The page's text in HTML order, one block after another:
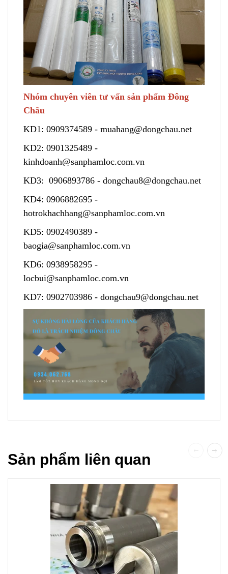
Nhóm chuyên viên tư vấn sản phẩm Đông
Châu
KD1: 0909374589 - muahang@dongchau.net
KD2: 0901325489 -
kinhdoanh@sanphamloc.com.vn
KD3: 0906893786 - dongchau8@dongchau.net
KD4: 0906882695 -
hotrokhachhang@sanphamloc.com.vn
KD5: 0902490389 -
baogia@sanphamloc.com.vn
KD6: 0938958295 -
locbui@sanphamloc.com.vn
KD7: 0902703986 - dongchau9@dongchau.net
Sản phẩm liên quan